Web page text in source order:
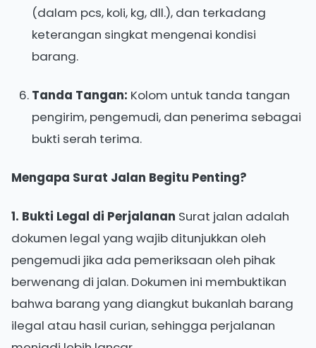
(dalam pcs, koli, kg, dll.), dan terkadang
keterangan singkat mengenai kondisi
barang.
Tanda Tangan: Kolom untuk tanda tangan
pengirim, pengemudi, dan penerima sebagai
bukti serah terima.
Mengapa Surat Jalan Begitu Penting?
1. Bukti Legal di Perjalanan Surat jalan adalah
dokumen legal yang wajib ditunjukkan oleh
pengemudi jika ada pemeriksaan oleh pihak
berwenang di jalan. Dokumen ini membuktikan
bahwa barang yang diangkut bukanlah barang
ilegal atau hasil curian, sehingga perjalanan